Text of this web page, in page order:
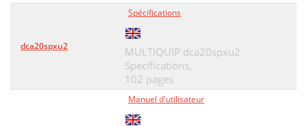
dca20spxu2
Spécifications
MULTIQUIP dca20spxu2
Specifications,
102 pages
Manuel d'utilisateur